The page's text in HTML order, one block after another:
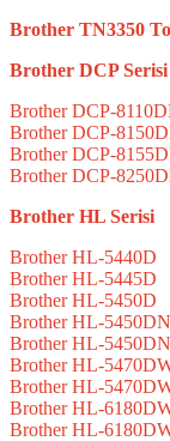
Brother TN3350
Brother DCP Serisi
Brother DCP-
Brother DCP-
Brother DCP-
Brother DCP-
Brother HL Serisi
Brother HL-5440D
Brother HL-5445D
Brother HL-5450D
Brother HL-5450DN
Brother HL-
Brother HL-
Brother HL-
Brother HL-
Brother HL-